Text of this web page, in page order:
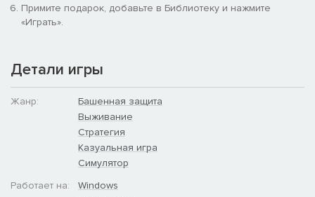
стоимость драгоценных камней, чтобы каждый камень стоил
больше золота, и нанимайте шахтёров, чтобы они
Выживите против натиска орков!
Примите подарок, добавьте в Библиотеку и нажмите
«Играть».
Детали игры
Жанр:
Башенная защита
Выживание
Стратегия
Казуальная игра
Симулятор
Работает на:
Windows